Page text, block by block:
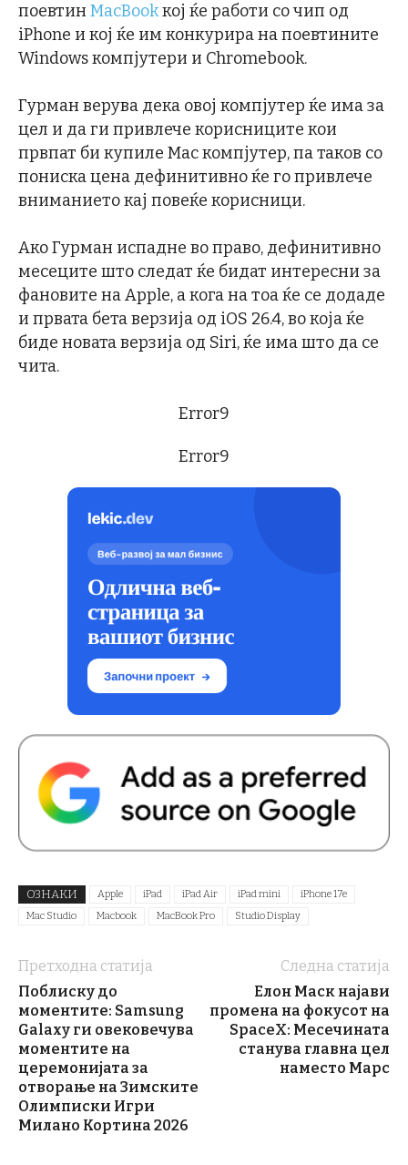
поевтин MacBookкој ќе работи со чип од
iPhone и кој ќе им конкурира на поевтините
Windows компјутери и Chromebook.
Гурман верува дека овој компјутер ќе има за
цел и да ги привлече корисниците кои
првпат би купиле Mac компјутер, па таков со
пониска цена дефинитивно ќе го привлече
вниманието кај повеќе корисници.
Ако Гурман испадне во право, дефинитивно
месеците што следат ќе бидат интересни за
фановите на Apple, а кога на тоа ќе се додаде
и првата бета верзија од iOS 26.4, во која ќе
биде новата верзија од Siri, ќе има што да се
чита.
Error9
Error9
ОЗНАКИ Apple iPad iPad Air iPad mini
iPhone 17e
Mac Studio
Macbook MacBook Pro Studio Display
Претходна статија
Поблиску до
моментите: Samsung
Galaxy ги овековечува
моментите на
церемонијата за
отворање на Зимските
Олимписки Игри
Милано Кортина 2026
Следна статија
Елон Маск најави
промена на фокусот на
SpaceX: Месечината
станува главна цел
наместо Марс